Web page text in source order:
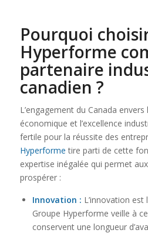
Pourquoi
Hyperforme
partenaire
canadien ?
L’engagement du Canada
économique et l’excellence
fertile pour la réussite des
Hyperforme tire parti de cette
expertise inégalée qui permet
prospérer :
Innovation : L’innovation
Groupe Hyperforme veille à
conservent une longueur